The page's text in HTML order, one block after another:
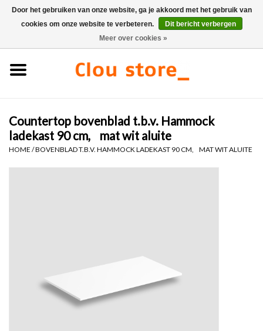
0 Artikelen - €0,00
Fonteinsets
Countertop bovenblad t.b.v. Hammock
ladekast 90 cm, mat wit aluite
HOME /BOVENBLAD T.B.V. HAMMOCK LADEKAST 90 CM, MAT WIT ALUITE
Door het gebruiken van onze website, ga je akkoord met het gebruik van
cookies om onze website te verbeteren.
Dit bericht verbergen
Meer over cookies »